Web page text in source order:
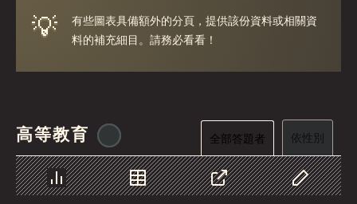
BRB
MDV
Puerto Rico
Honduras
Jordan
💡
有些圖表具備額外的分頁，提供該份資料或相關資
料的補充細目。請務必看看！
高等教育 全部答題者 依性別
圖表 資料 分享
自訂資料